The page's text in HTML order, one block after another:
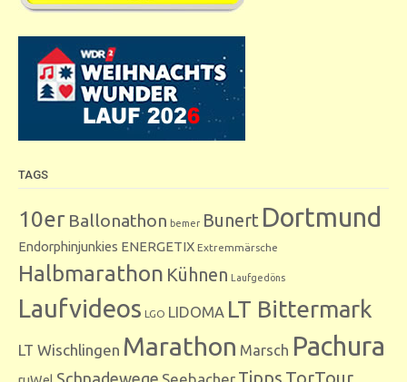
TAGS
10er Ballonathon bemer Bunert Dortmund
Endorphinjunkies ENERGETIX Extremmärsche
Halbmarathon Kühnen Laufgedöns
Laufvideos LGO LIDOMA LT Bittermark
LT Wischlingen Marathon Marsch Pachura
Schnadewege Seebacher Tipps TorTour